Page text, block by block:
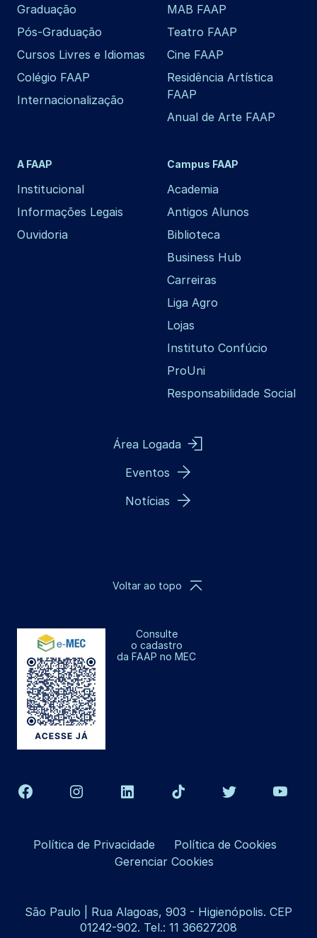
Graduação
Pós-Graduação
Cursos Livres e Idiomas
Colégio FAAP
Internacionalização
MAB FAAP
Teatro FAAP
Cine FAAP
Residência Artística
FAAP
Anual de Arte FAAP
A FAAP
Institucional
Informações Legais
Ouvidoria
Campus FAAP
Academia
Antigos Alunos
Biblioteca
Business Hub
Carreiras
Liga Agro
Lojas
Instituto Confúcio
ProUni
Responsabilidade Social
Área Logada
Eventos
Notícias
Consulte
o cadastro
da FAAP no MEC
Voltar ao topo
Política de Privacidade
Política de Cookies
Gerenciar Cookies
São Paulo | Rua Alagoas, 903 - Higienópolis. CEP
01242-902. Tel.: 11 36627208